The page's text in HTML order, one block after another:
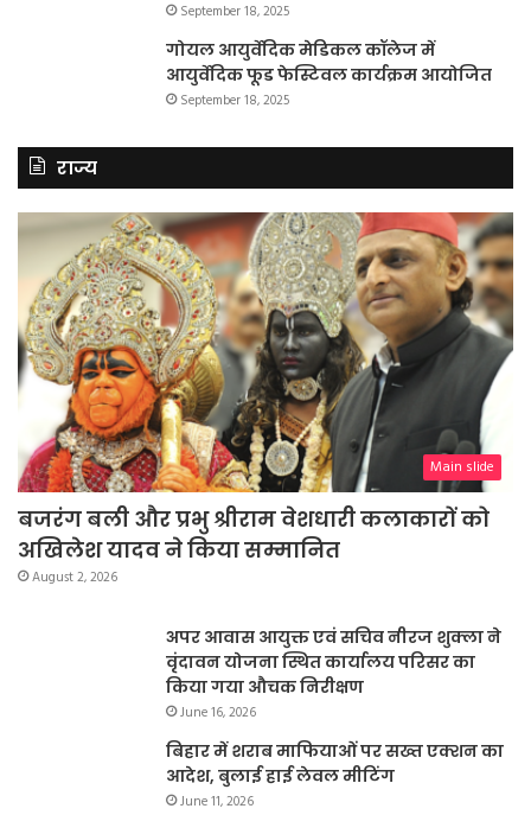
September 18, 2025
गोयल आयुर्वेदिक मेडिकल कॉलेज में
आयुर्वेदिक फूड फेस्टिवल कार्यक्रम आयोजित
September 18, 2025
राज्य
Main slide
बजरंग बली और प्रभु श्रीराम वेशधारी कलाकारों को
अखिलेश यादव ने किया सम्मानित
August 2, 2026
अपर आवास आयुक्त एवं सचिव नीरज शुक्ला ने
वृंदावन योजना स्थित कार्यालय परिसर का
किया गया औचक निरीक्षण
June 16, 2026
बिहार में शराब माफियाओं पर सख्त एक्शन का
आदेश, बुलाई हाई लेवल मीटिंग
June 11, 2026